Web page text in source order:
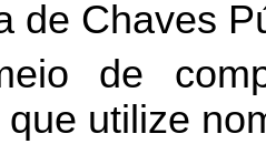
de Chaves
de
utilize